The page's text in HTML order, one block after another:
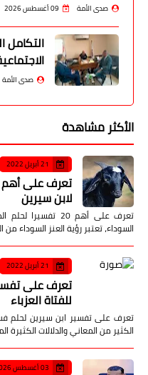
صدى الأمة 09 أغسطس 2026
صدى الأمة
الأكثر مشاهدة
21 أبريل 2022
لابن سيرين
تعرف على أهم 20
السوداء، تعتبر رؤية العنز السوداء
21 أبريل 2022
تعرف على
للفتاة العزباء
تعرف على تفسير ابن سيرين لحلم
الكثير من المعاني والدلالات الكثيرة
03 أغسطس 2026